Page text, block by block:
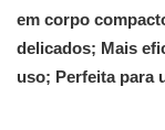
em corpo
delicados; Mais
uso; Perfeita para